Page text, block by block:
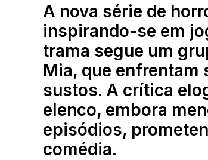
A nova série de
inspirando-se em
trama segue um
Mia, que
sustos. A crítica
elenco, embora
episódios,
comédia.